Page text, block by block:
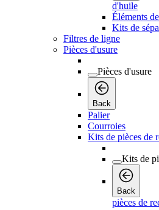
d'huile
Éléments
Kits de
Filtres de ligne
Pièces d'usure
Pièces d'usure
Back
Palier
Courroies
Kits de pièces de
Kits de
Back
pièces de